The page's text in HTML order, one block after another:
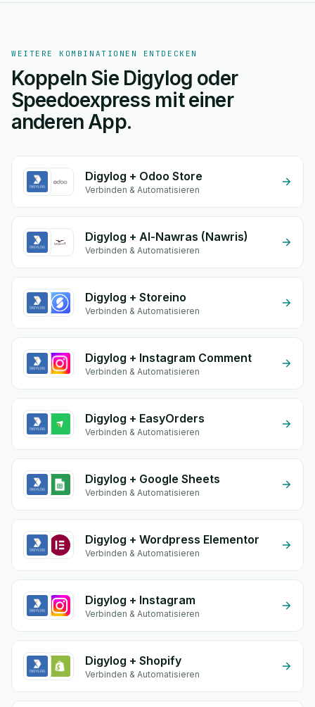
WEITERE KOMBINATIONEN ENTDECKEN
Koppeln Sie Digylog oder
Speedoexpress mit einer
anderen App.
Digylog + Odoo Store
Verbinden & Automatisieren
Digylog + Al-Nawras (Nawris)
Verbinden & Automatisieren
Digylog + Storeino
Verbinden & Automatisieren
Digylog + Instagram Comment
Verbinden & Automatisieren
Digylog + EasyOrders
Verbinden & Automatisieren
Digylog + Google Sheets
Verbinden & Automatisieren
Digylog + Wordpress Elementor
Verbinden & Automatisieren
Digylog + Instagram
Verbinden & Automatisieren
Digylog + Shopify
Verbinden & Automatisieren